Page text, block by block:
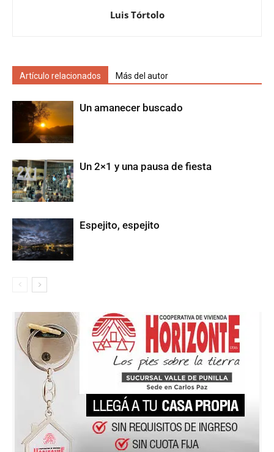
Luis Tórtolo
Artículo relacionados Más del autor
Un amanecer buscado
Un 2×1 y una pausa de fiesta
Espejito, espejito